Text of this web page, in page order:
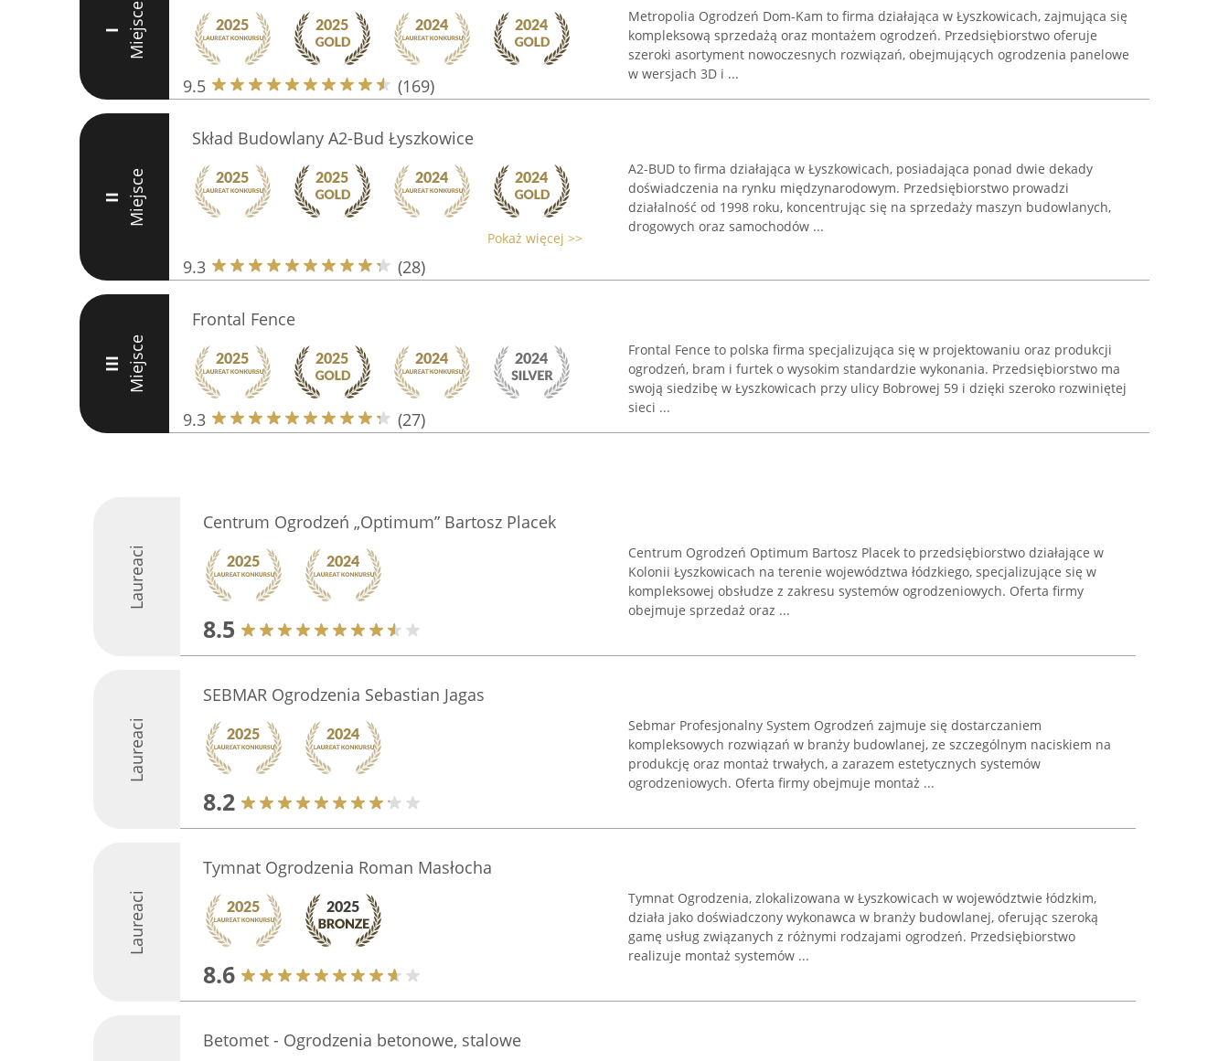
I Miejsce
9.5 (169)
Metropolia Ogrodzeń Dom-Kam to firma działająca w Łyszkowicach, zajmująca się
kompleksową sprzedażą oraz montażem ogrodzeń. Przedsiębiorstwo oferuje
szeroki asortyment nowoczesnych rozwiązań, obejmujących ogrodzenia panelowe
w wersjach 3D i ...
II Miejsce
Skład Budowlany A2-Bud Łyszkowice
Pokaż więcej >>
9.3 (28)
A2-BUD to firma działająca w Łyszkowicach, posiadająca ponad dwie dekady
doświadczenia na rynku międzynarodowym. Przedsiębiorstwo prowadzi
działalność od 1998 roku, koncentrując się na sprzedaży maszyn budowlanych,
drogowych oraz samochodów ...
III Miejsce
Frontal Fence
9.3 (27)
Frontal Fence to polska firma specjalizująca się w projektowaniu oraz produkcji
ogrodzeń, bram i furtek o wysokim standardzie wykonania. Przedsiębiorstwo ma
swoją siedzibę w Łyszkowicach przy ulicy Bobrowej 59 i dzięki szeroko rozwiniętej
sieci ...
Laureaci
Centrum Ogrodzeń „Optimum” Bartosz Placek
8.5
Centrum Ogrodzeń Optimum Bartosz Placek to przedsiębiorstwo działające w
Kolonii Łyszkowicach na terenie województwa łódzkiego, specjalizujące się w
kompleksowej obsłudze z zakresu systemów ogrodzeniowych. Oferta firmy
obejmuje sprzedaż oraz ...
Laureaci
SEBMAR Ogrodzenia Sebastian Jagas
8.2
Sebmar Profesjonalny System Ogrodzeń zajmuje się dostarczaniem
kompleksowych rozwiązań w branży budowlanej, ze szczególnym naciskiem na
produkcję oraz montaż trwałych, a zarazem estetycznych systemów
ogrodzeniowych. Oferta firmy obejmuje montaż ...
Laureaci
Tymnat Ogrodzenia Roman Masłocha
8.6
Tymnat Ogrodzenia, zlokalizowana w Łyszkowicach w województwie łódzkim,
działa jako doświadczony wykonawca w branży budowlanej, oferując szeroką
gamę usług związanych z różnymi rodzajami ogrodzeń. Przedsiębiorstwo
realizuje montaż systemów ...
Betomet - Ogrodzenia betonowe, stalowe